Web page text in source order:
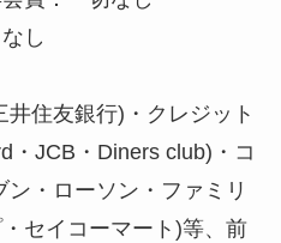
し
住友銀行)・クレジット
・JCB・Diners club)・コ
・ローソン・ファミリ
セイコーマート)等、前